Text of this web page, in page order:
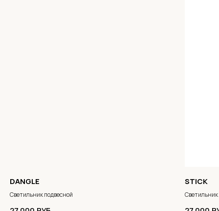
DANGLE
Светильник подвесной
STICK